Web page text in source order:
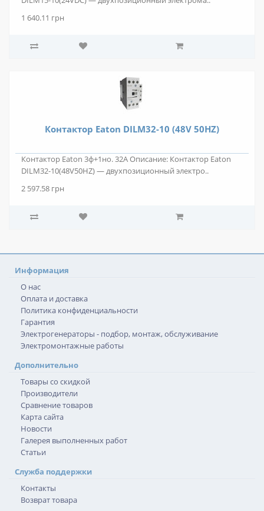
1 640.11 грн
Контактор Eaton DILM32-10 (48V 50HZ)
Контактор Eaton 3ф+1но. 32А Описание: Контактор Eaton
DILM32-10(48V50HZ) — двухпозиционный электро..
2 597.58 грн
Информация
О нас
Оплата и доставка
Политика конфиденциальности
Гарантия
Электрогенераторы - подбор, монтаж, обслуживание
Электромонтажные работы
Дополнительно
Товары со скидкой
Производители
Сравнение товаров
Карта сайта
Новости
Галерея выполненных работ
Статьи
Служба поддержки
Контакты
Возврат товара